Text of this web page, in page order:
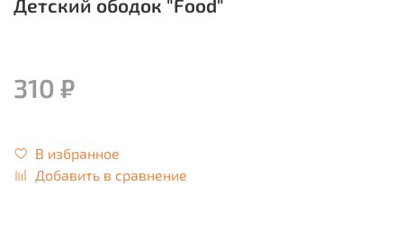
Детский ободок "Food"
310 ₽
В избранное
Добавить в сравнение